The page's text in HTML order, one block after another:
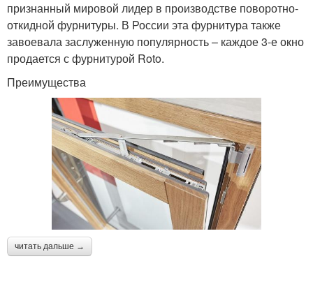
признанный мировой лидер в производстве поворотно-
откидной фурнитуры. В России эта фурнитура также
завоевала заслуженную популярность – каждое 3-е окно
продается с фурнитурой Roto.
Преимущества
читать дальше →